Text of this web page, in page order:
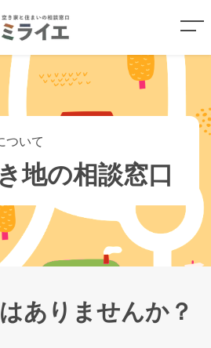
ついて
地の相談窓口
ありませんか？